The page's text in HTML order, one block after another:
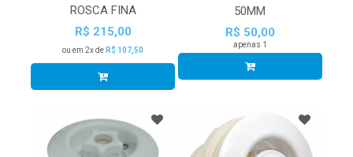
ROSCA FINA
R$ 215,00
ou em 2x de R$ 107,50
50MM
R$ 50,00
apenas 1